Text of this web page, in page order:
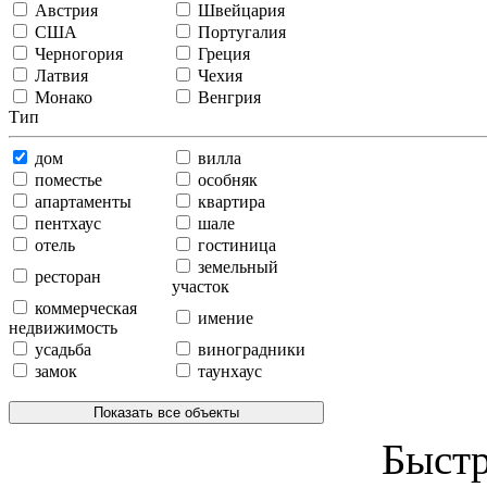
Австрия
Швейцария
США
Португалия
Черногория
Греция
Латвия
Чехия
Монако
Венгрия
Тип
дом
вилла
поместье
особняк
апартаменты
квартира
пентхаус
шале
отель
гостиница
ресторан
земельный
участок
коммерческая
недвижимость
имение
усадьба
виноградники
замок
таунхаус
Показать все объекты